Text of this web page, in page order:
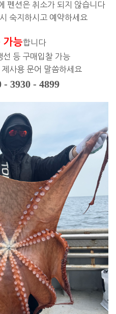
펜션은 취소가 되지 않습니다
숙지하시고 예약하세요
가능합니다
선 등 구매입찰 가능
제사용 문어 말씀하세요
- 3930 - 4899